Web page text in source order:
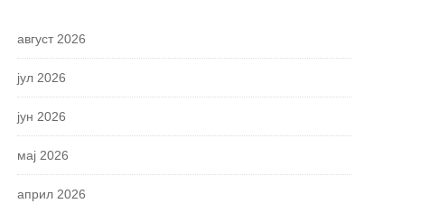
август 2026
јул 2026
јун 2026
мај 2026
април 2026